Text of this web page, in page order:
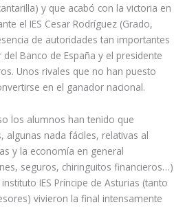
y que acabó con la victoria en
el IES Cesar Rodríguez (Grado,
de autoridades tan importantes
Banco de España y el presidente
Unos rivales que no han puesto
en el ganador nacional.
los alumnos han tenido que
algunas nada fáciles, relativas al
y la economía en general
seguros, chiringuitos financieros…)
IES Príncipe de Asturias (tanto
vivieron la final intensamente